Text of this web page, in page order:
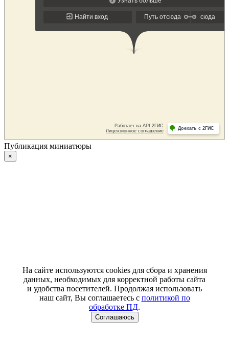
Публикация миниатюры
×
На сайте используются cookies для сбора и хранения
данных, необходимых для корректной работы сайта
и удобства посетителей. Продолжая использовать
наш сайт, Вы соглашаетесь с политикой по
обработке ПД.
Соглашаюсь